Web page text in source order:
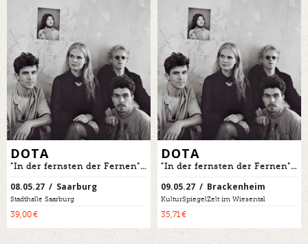
DOTA
"In der fernsten der Fernen" - DOTA singt Kaléko - Tour 2027
08.05.27 / Saarburg
Stadthalle Saarburg
39,00 €
DOTA
"In der fernsten der Fernen" - DOTA singt Kaléko - Tour 2027
09.05.27 / Brackenheim
KulturSpiegelZelt im Wiesental
35,71 €